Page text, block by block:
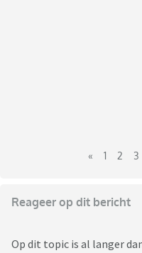
« 1 2 3
Reageer op dit bericht
Op dit topic is al langer